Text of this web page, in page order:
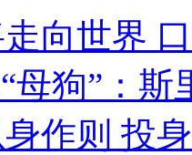
向世界
母狗”：
作则 投